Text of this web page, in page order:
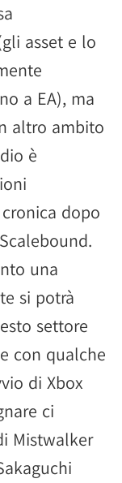
asset e lo
a EA), ma
altro ambito
è
dopo
una
si potrà
settore
con qualche
di Xbox
ci
Mistwalker